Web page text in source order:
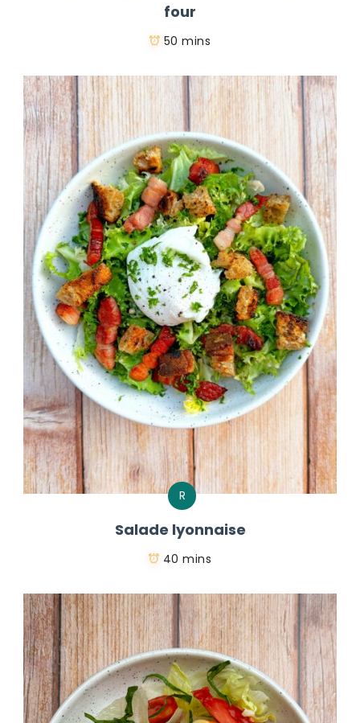
four
50 mins
R
Salade lyonnaise
40 mins